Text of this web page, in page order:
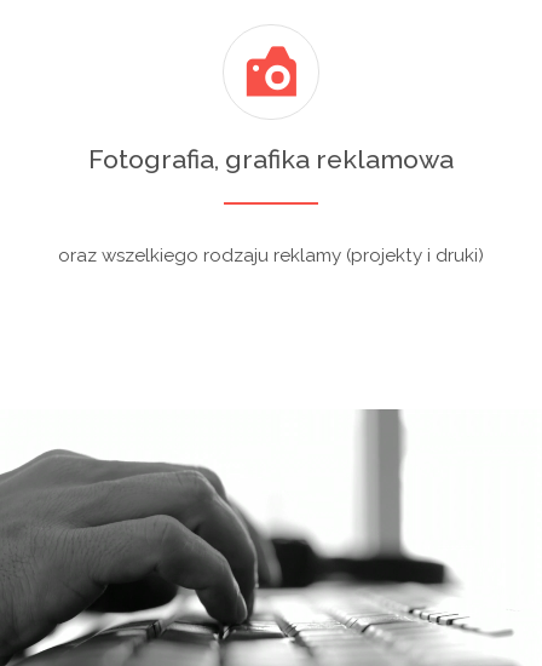
Fotografia, grafika reklamowa
oraz wszelkiego rodzaju reklamy (projekty i druki)